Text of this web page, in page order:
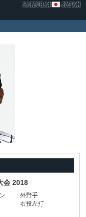
会 2018
外野手
右投左打